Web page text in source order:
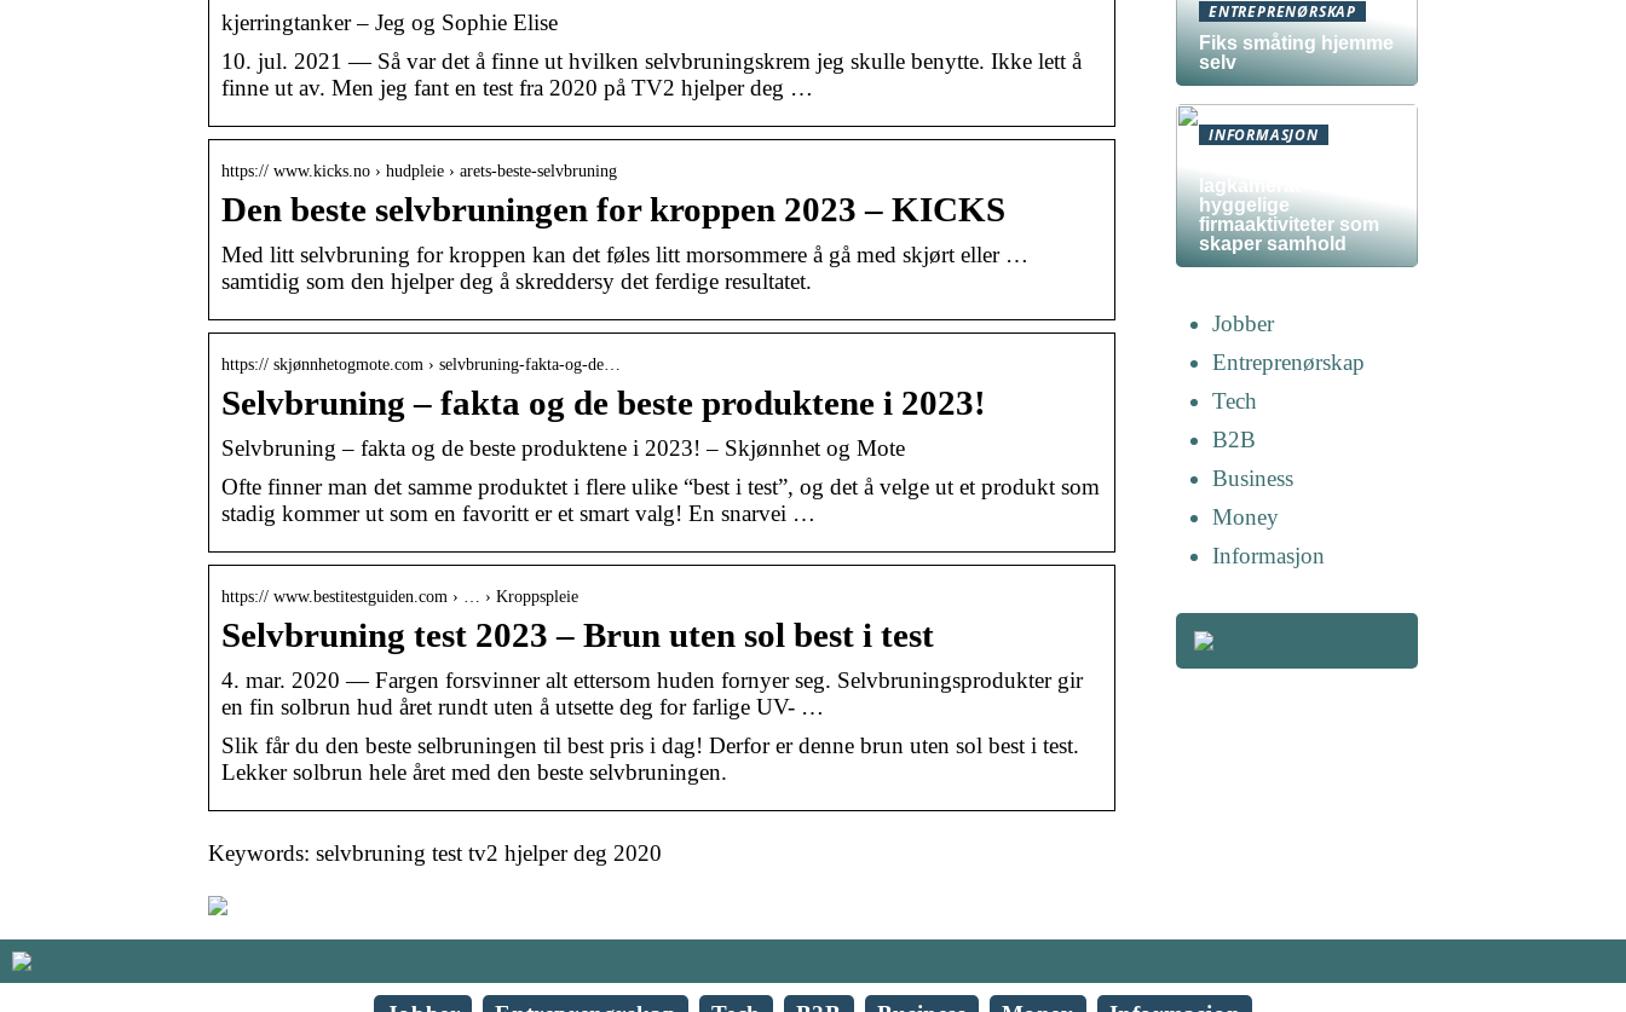
kjerringtanker – Jeg og Sophie Elise
10. jul. 2021 — Så var det å finne ut hvilken selvbruningskrem jeg skulle benytte. Ikke lett å
finne ut av. Men jeg fant en test fra 2020 på TV2 hjelper deg …
https:// www.kicks.no › hudpleie › arets-beste-selvbruning
Den beste selvbruningen for kroppen 2023 – KICKS
Med litt selvbruning for kroppen kan det føles litt morsommere å gå med skjørt eller …
samtidig som den hjelper deg å skreddersy det ferdige resultatet.
https:// skjønnhetogmote.com › selvbruning-fakta-og-de…
Selvbruning – fakta og de beste produktene i 2023!
Selvbruning – fakta og de beste produktene i 2023! – Skjønnhet og Mote
Ofte finner man det samme produktet i flere ulike “best i test”, og det å velge ut et produkt som
stadig kommer ut som en favoritt er et smart valg! En snarvei …
https:// www.bestitestguiden.com › … › Kroppspleie
Selvbruning test 2023 – Brun uten sol best i test
4. mar. 2020 — Fargen forsvinner alt ettersom huden fornyer seg. Selvbruningsprodukter gir
en fin solbrun hud året rundt uten å utsette deg for farlige UV- …
Slik får du den beste selbruningen til best pris i dag! Derfor er denne brun uten sol best i test.
Lekker solbrun hele året med den beste selvbruningen.
Keywords: selvbruning test tv2 hjelper deg 2020
ENTREPRENØRSKAP
Fiks småting hjemme
selv
INFORMASJON
lagkamerat –
hyggelige
firmaaktiviteter som
skaper samhold
Jobber
Entreprenørskap
Tech
B2B
Business
Money
Informasjon